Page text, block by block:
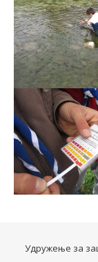
Удружење за